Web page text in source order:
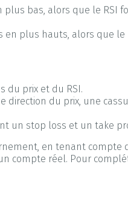
bas, alors que le RSI
plus hauts, alors que
du prix et du RSI.
du prix, une
un stop loss et un take
en tenant
compte réel. Pour